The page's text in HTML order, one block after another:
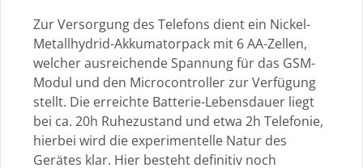
Zur Versorgung des Telefons dient ein Nickel-
Metallhydrid-Akkumatorpack mit 6 AA-Zellen,
welcher ausreichende Spannung für das GSM-
Modul und den Microcontroller zur Verfügung
stellt. Die erreichte Batterie-Lebensdauer liegt
bei ca. 20h Ruhezustand und etwa 2h Telefonie,
hierbei wird die experimentelle Natur des
Gerätes klar. Hier besteht definitiv noch